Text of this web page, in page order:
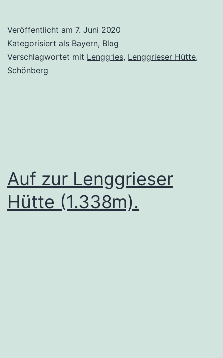
Veröffentlicht am 7. Juni 2020
Kategorisiert als Bayern, Blog
Verschlagwortet mit Lenggries, Lenggrieser Hütte,
Schönberg
Auf zur Lenggrieser
Hütte (1.338m).